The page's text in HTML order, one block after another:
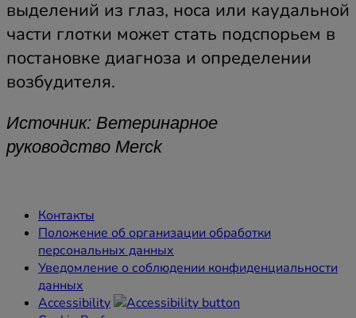
выделений из глаз, носа или каудальной
части глотки может стать подспорьем в
постановке диагноза и определении
возбудителя.
Источник: Ветеринарное
руководство Merck
Контакты
Положение об организации обработки
персональных данных
Уведомление о соблюдении конфиденциальности
данных
Accessibility